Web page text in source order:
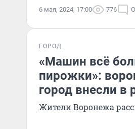
6 мая, 2024, 17:00 776
ГОРОД
«Машин всё
пирожки»:
город внесли в
Жители Воронежа